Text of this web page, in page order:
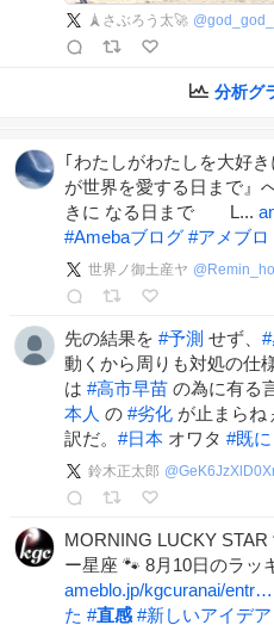
🗼さぶろう太🚀 @
分析グ
｢わたしがわたしを大好
が世界を愛する日まで』
きに なる日まで L...
#Amebaブログ #アメブロ
世界ノ御土産ヤ @
先の結果を #予測 せず、 #
動くから周りも対処の仕
は #高市早苗 の為に有る
本人 の #劣化 が止まらね
訳だ。 #日本 オワタ #既
鈴木正太郎 @
MORNING LUCKY
ー星座 🐾 8月10日のラ
ameblo.jp/kgcuranai/entr…
た #直感 #新しいアイデア